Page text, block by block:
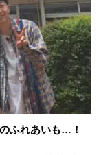
ふれあいも…！